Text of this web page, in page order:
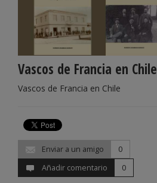
Vascos de Francia en Chile
Vascos de Francia en Chile
Enviar a un amigo
0
Añadir comentario
0